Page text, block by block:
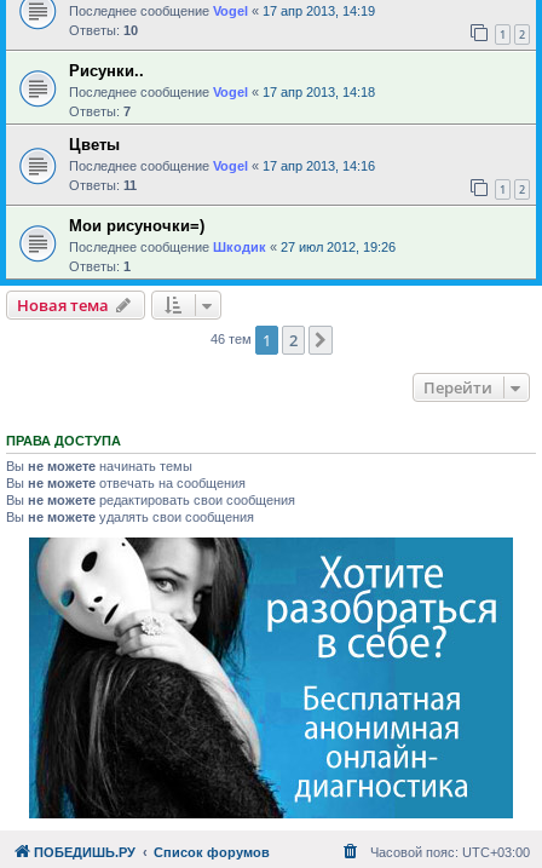
Последнее сообщение Vogel « 17 апр 2013, 14:19
Ответы: 10 1 2
Рисунки..
Последнее сообщение Vogel « 17 апр 2013, 14:18
Ответы: 7
Цветы
Последнее сообщение Vogel « 17 апр 2013, 14:16
Ответы: 11 1 2
Мои рисуночки=)
Последнее сообщение Шкодик « 27 июл 2012, 19:26
Ответы: 1
Новая тема
46 тем 1 2
Перейти
ПРАВА ДОСТУПА
Вы не можете начинать темы
Вы не можете отвечать на сообщения
Вы не можете редактировать свои сообщения
Вы не можете удалять свои сообщения
ПОБЕДИШЬ.РУ Список форумов Часовой пояс: UTC+03:00